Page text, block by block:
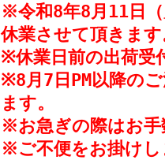
※令和8年8月11日
休業させて頂きま
※休業日前の出荷受
※8月7日PM以降の
ます。
※お急ぎの際はお
※ご不便をお掛けし